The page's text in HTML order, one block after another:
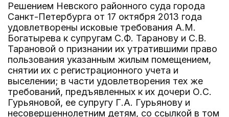
Решением Невского районного суда города
Санкт-Петербурга от 17 октября 2013 года
удовлетворены исковые требования А.М.
Богатырева к супругам С.Ф. Таранову и С.В.
Тарановой о признании их утратившими право
пользования указанным жилым помещением,
снятии их с регистрационного учета и
выселении; в части удовлетворения тех же
требований, предъявленных к их дочери О.С.
Гурьяновой, ее супругу Г.А. Гурьянову и
несовершеннолетним детям, со ссылкой в том